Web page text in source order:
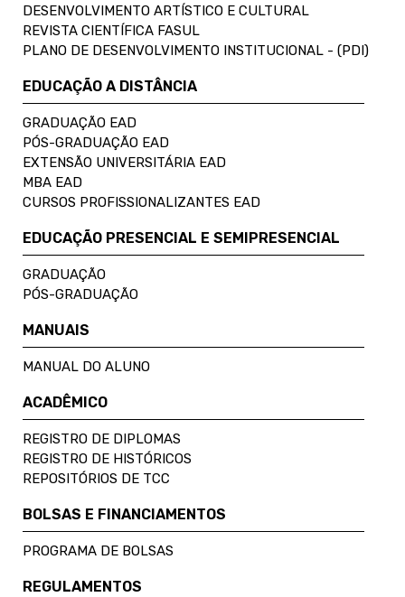
DESENVOLVIMENTO ARTÍSTICO E CULTURAL
REVISTA CIENTÍFICA FASUL
PLANO DE DESENVOLVIMENTO INSTITUCIONAL - (PDI)
EDUCAÇÃO A DISTÂNCIA
GRADUAÇÃO EAD
PÓS-GRADUAÇÃO EAD
EXTENSÃO UNIVERSITÁRIA EAD
MBA EAD
CURSOS PROFISSIONALIZANTES EAD
EDUCAÇÃO PRESENCIAL E SEMIPRESENCIAL
GRADUAÇÃO
PÓS-GRADUAÇÃO
MANUAIS
MANUAL DO ALUNO
ACADÊMICO
REGISTRO DE DIPLOMAS
REGISTRO DE HISTÓRICOS
REPOSITÓRIOS DE TCC
BOLSAS E FINANCIAMENTOS
PROGRAMA DE BOLSAS
REGULAMENTOS